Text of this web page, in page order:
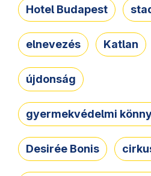
Hotel Budapest
elnevezés Katlan
újdonság
gyermekvédelmi
Desirée Bonis